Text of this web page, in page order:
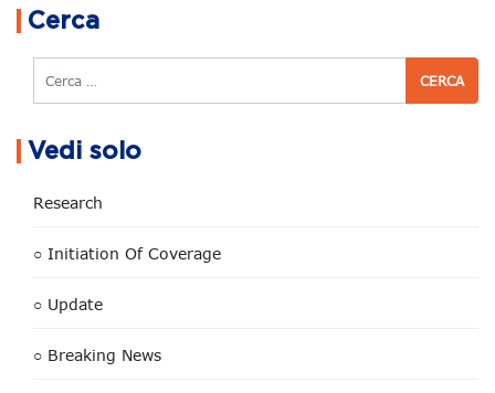
Cerca
Cerca
Vedi solo
Research
○ Initiation Of Coverage
○ Update
○ Breaking News